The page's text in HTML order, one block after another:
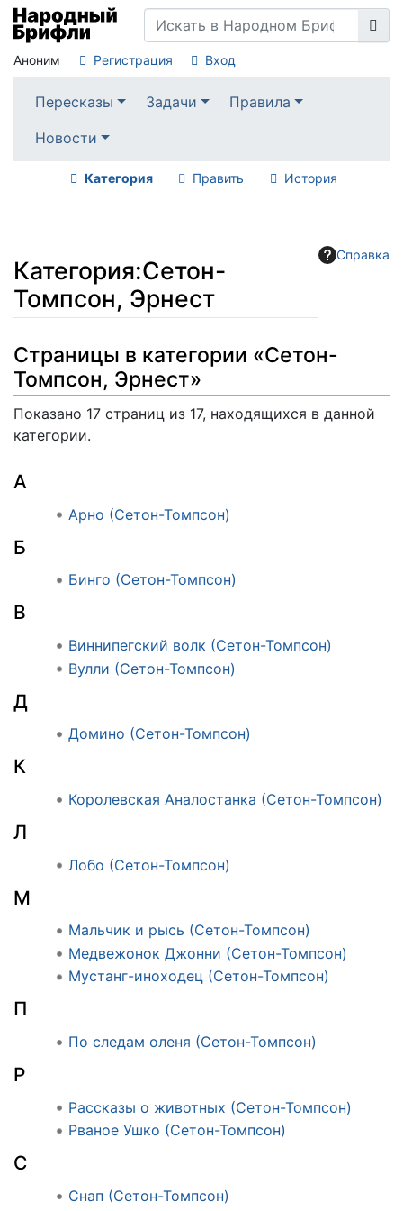
Аноним Регистрация Вход
Пересказы Задачи
Правила
Новости
Категория Править История
Справка
Категория:Сетон-
Томпсон, Эрнест
Перейти к:
Страницы в категории «Сетон-
Томпсон, Эрнест»
Показано 17 страниц из 17, находящихся в данной
категории.
А
Арно (Сетон-Томпсон)
Б
Бинго (Сетон-Томпсон)
В
Виннипегский волк (Сетон-Томпсон)
Вулли (Сетон-Томпсон)
Д
Домино (Сетон-Томпсон)
К
Королевская Аналостанка (Сетон-Томпсон)
Л
Лобо (Сетон-Томпсон)
М
Мальчик и рысь (Сетон-Томпсон)
Медвежонок Джонни (Сетон-Томпсон)
Мустанг-иноходец (Сетон-Томпсон)
П
По следам оленя (Сетон-Томпсон)
Р
Рассказы о животных (Сетон-Томпсон)
Рваное Ушко (Сетон-Томпсон)
С
Снап (Сетон-Томпсон)